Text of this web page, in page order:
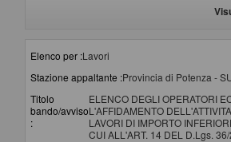
Elenco per :Lavori
Stazione appaltante :Provincia di Potenza -
Titolo
bando/avviso
:
ELENCO DEGLI OPERATORI
L'AFFIDAMENTO
LAVORI DI IMPORTO
CUI ALL'ART. 14 DEL D.Lgs.